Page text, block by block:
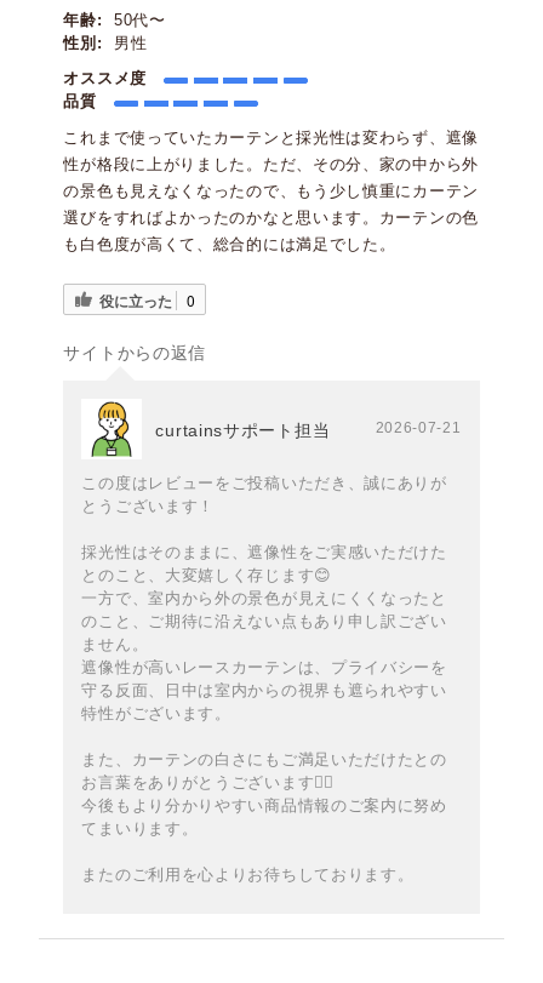
年齢:
50代〜
性別:
男性
オススメ度
品質
これまで使っていたカーテンと採光性は変わらず、遮像
性が格段に上がりました。ただ、その分、家の中から外
の景色も見えなくなったので、もう少し慎重にカーテン
選びをすればよかったのかなと思います。カーテンの色
も白色度が高くて、総合的には満足でした。
役に立った 0
サイトからの返信
curtainsサポート担当 2026-07-21
この度はレビューをご投稿いただき、誠にありが
とうございます！
採光性はそのままに、遮像性をご実感いただけた
とのこと、大変嬉しく存じます😊
一方で、室内から外の景色が見えにくくなったと
のこと、ご期待に沿えない点もあり申し訳ござい
ません。
遮像性が高いレースカーテンは、プライバシーを
守る反面、日中は室内からの視界も遮られやすい
特性がございます。
また、カーテンの白さにもご満足いただけたとの
お言葉をありがとうございます🙇‍♀️
今後もより分かりやすい商品情報のご案内に努め
てまいります。
またのご利用を心よりお待ちしております。